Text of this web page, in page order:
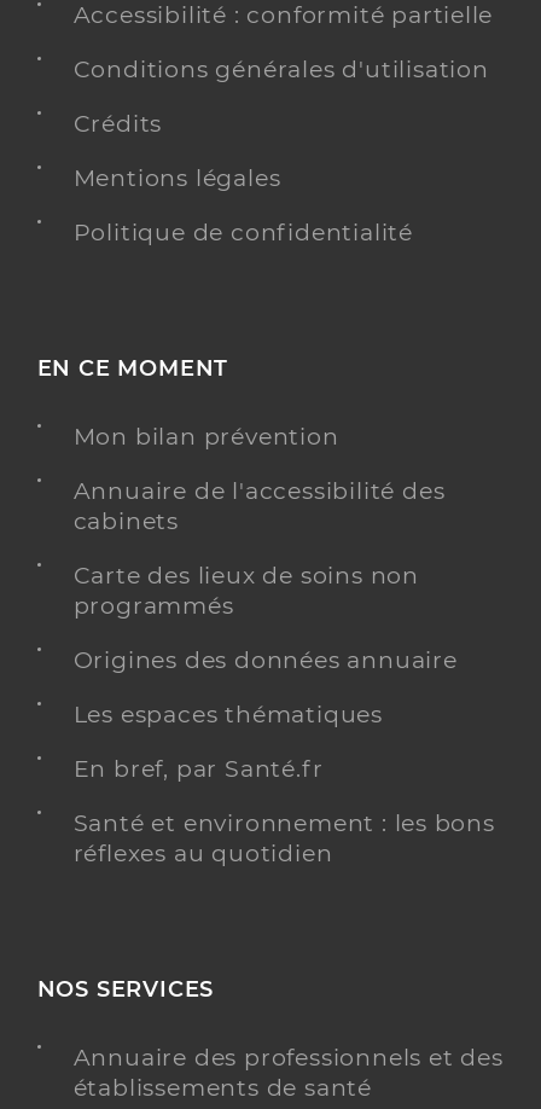
Accessibilité : conformité partielle
Conditions générales d'utilisation
Crédits
Mentions légales
Politique de confidentialité
EN CE MOMENT
Mon bilan prévention
Annuaire de l'accessibilité des
cabinets
Carte des lieux de soins non
programmés
Origines des données annuaire
Les espaces thématiques
En bref, par Santé.fr
Santé et environnement : les bons
réflexes au quotidien
NOS SERVICES
Annuaire des professionnels et des
établissements de santé